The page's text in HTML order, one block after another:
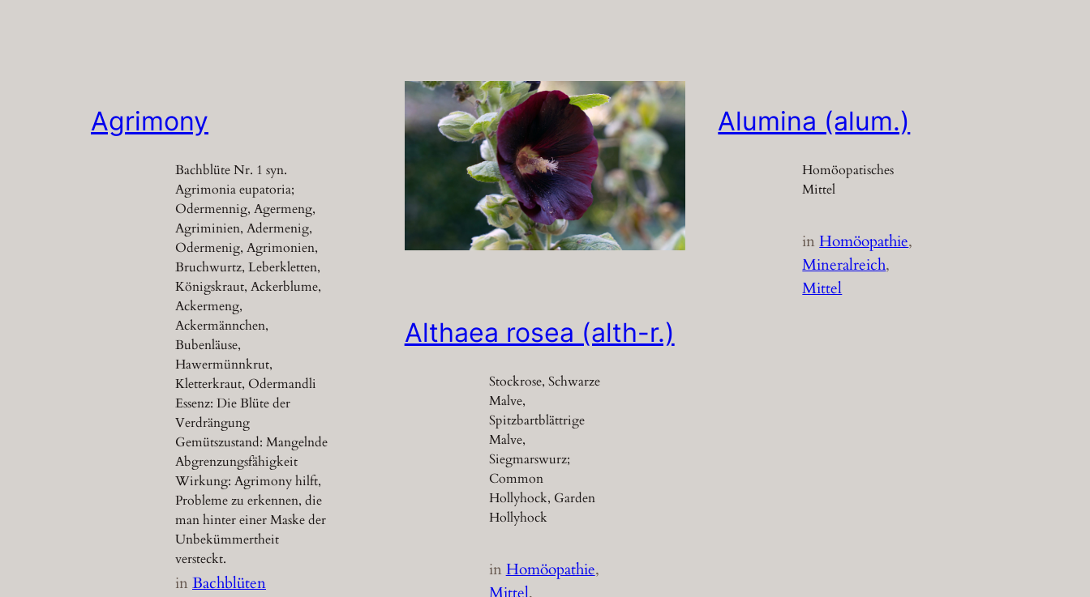
Agrimony
Bachblüte Nr. 1 syn.
Agrimonia eupatoria;
Odermennig, Agermeng,
Agriminien, Adermenig,
Odermenig, Agrimonien,
Bruchwurtz, Leberkletten,
Königskraut, Ackerblume,
Ackermeng,
Ackermännchen,
Bubenläuse,
Hawermünnkrut,
Kletterkraut, Odermandli
Essenz: Die Blüte der
Verdrängung
Gemütszustand: Mangelnde
Abgrenzungsfähigkeit
Wirkung: Agrimony hilft,
Probleme zu erkennen, die
man hinter einer Maske der
Unbekümmertheit
versteckt.
inBachblüten
Althaea rosea (alth-r.)
Stockrose, Schwarze
Malve,
Spitzbartblättrige
Malve,
Siegmarswurz;
Common
Hollyhock, Garden
Hollyhock
inHomöopathie
Alumina (alum.)
Homöopatisches
Mittel
inHomöopathie
Mineralreich
Mittel